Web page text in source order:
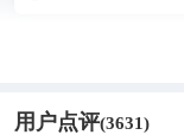
用户点评(3631)